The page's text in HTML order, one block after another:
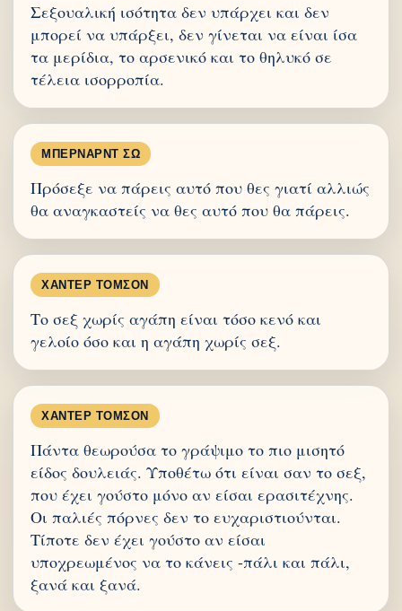
Σεξουαλική ισότητα δεν υπάρχει και δεν
μπορεί να υπάρξει, δεν γίνεται να είναι ίσα
τα μερίδια, το αρσενικό και το θηλυκό σε
τέλεια ισορροπία.
ΜΠΈΡΝΑΡΝΤ ΣΩ
Πρόσεξε να πάρεις αυτό που θες γιατί αλλιώς
θα αναγκαστείς να θες αυτό που θα πάρεις.
ΧΆΝΤΕΡ ΤΌΜΣΟΝ
Το σεξ χωρίς αγάπη είναι τόσο κενό και
γελοίο όσο και η αγάπη χωρίς σεξ.
ΧΆΝΤΕΡ ΤΌΜΣΟΝ
Πάντα θεωρούσα το γράψιμο το πιο μισητό
είδος δουλειάς. Υποθέτω ότι είναι σαν το σεξ,
που έχει γούστο μόνο αν είσαι ερασιτέχνης.
Οι παλιές πόρνες δεν το ευχαριστιούνται.
Τίποτε δεν έχει γούστο αν είσαι
υποχρεωμένος να το κάνεις -πάλι και πάλι,
ξανά και ξανά.